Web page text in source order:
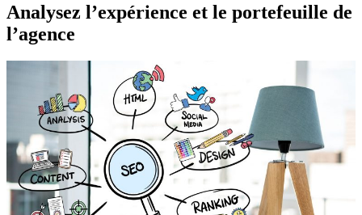
Analysez l’expérience et le portefeuille de
l’agence